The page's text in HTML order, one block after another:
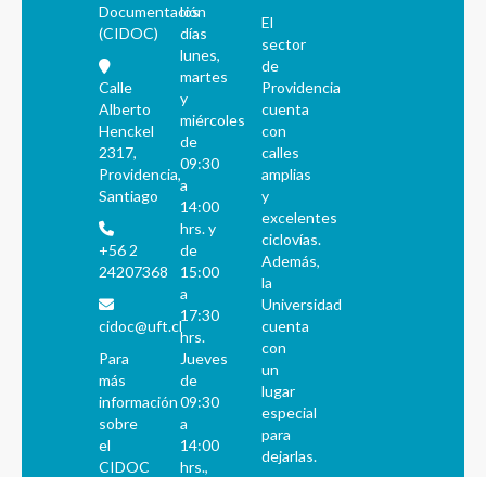
Documentación
(CIDOC)
Calle
Alberto
Henckel
2317,
Providencia,
Santiago
+56 2
24207368
cidoc@uft.cl
Para
más
información
sobre
el
CIDOC
los
días
lunes,
martes
y
miércoles
de
09:30
a
14:00
hrs. y
de
15:00
a
17:30
hrs.
Jueves
de
09:30
a
14:00
hrs.,
El
sector
de
Providencia
cuenta
con
calles
amplias
y
excelentes
ciclovías.
Además,
la
Universidad
cuenta
con
un
lugar
especial
para
dejarlas.